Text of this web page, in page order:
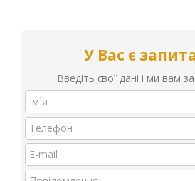
У Вас є
Введіть свої дані і ми вам